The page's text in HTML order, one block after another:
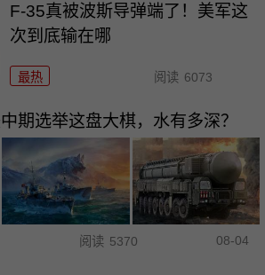
F-35真被波斯导弹端了！美军这
次到底输在哪
最热 阅读 6073
期选举这盘大棋，水有多深？
阅读 5370 08-04